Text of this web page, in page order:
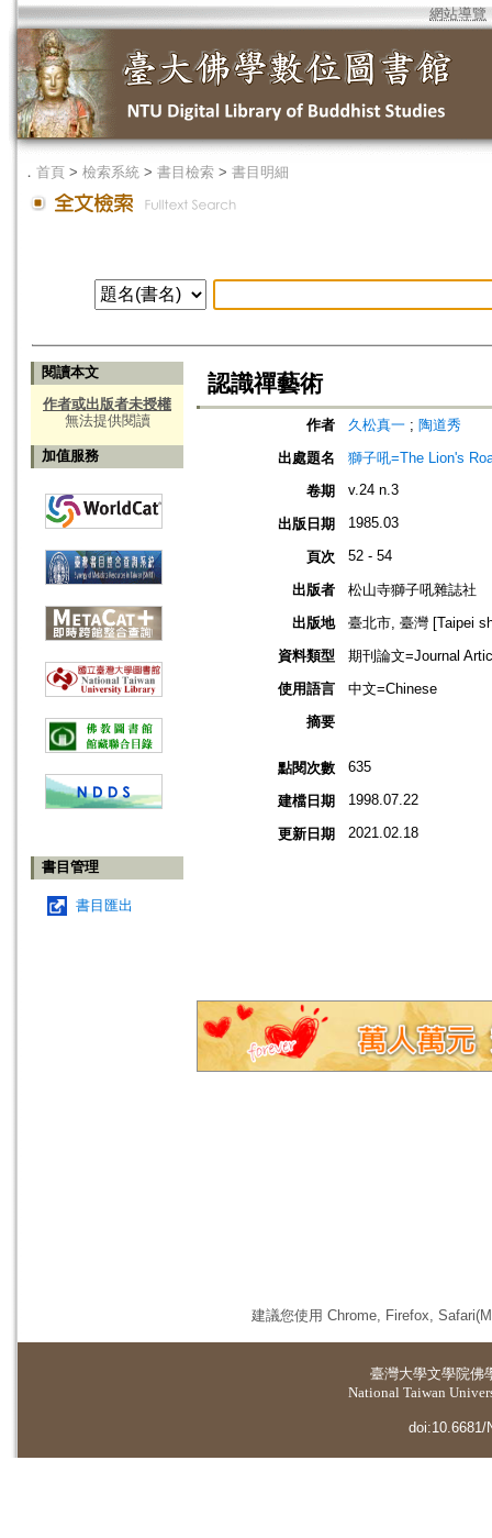
網站導覽
． 首頁 > 檢索系統 > 書目檢索 > 書目明細
閱讀本文
作者或出版者未授權
無法提供閱讀
加值服務
書目管理
書目匯出
認識禪藝術
作者 久松真一 ; 陶道秀
出處題名
獅子吼=The Lion's
卷期
v.24 n.3
出版日期 1985.03
頁次 52 - 54
出版者
松山寺獅子吼雜誌社
出版地
臺北市, 臺灣 [Taipei
資料類型
期刊論文=Journal
使用語言
中文=Chinese
摘要
點閱次數 635
建檔日期 1998.07.22
更新日期 2021.02.18
建議您使用 Chrome, Firefox,
臺灣大學文學院佛
National Taiwan
doi:10.6681/